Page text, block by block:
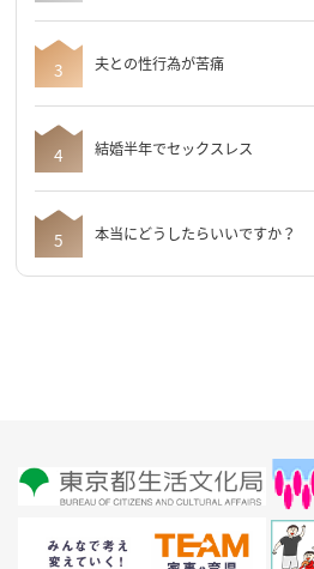
夫との性行為が苦痛
結婚半年でセックスレス
本当にどうしたらいいですか？